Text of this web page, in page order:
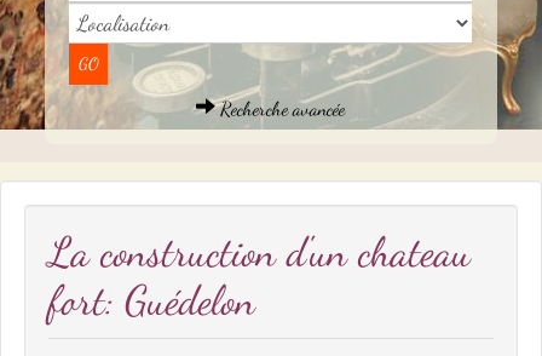
Recherche avancée
La construction d'un chateau
fort: Guédelon